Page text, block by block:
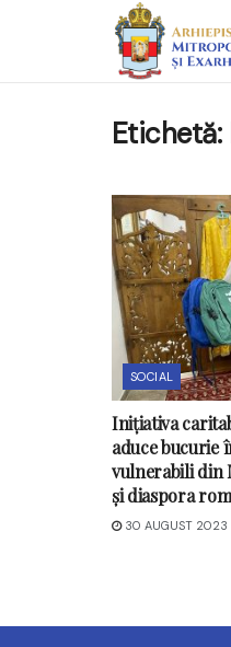
Etichetă:
SOCIAL
Inițiativa
aduce bucurie
vulnerabili din
și diaspora
30 AUGUST 2023